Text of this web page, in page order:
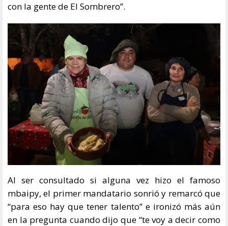
con la gente de El Sombrero”.
Al ser consultado si alguna vez hizo el famoso
mbaipy, el primer mandatario sonrió y remarcó que
“para eso hay que tener talento” e ironizó más aún
en la pregunta cuando dijo que “te voy a decir como